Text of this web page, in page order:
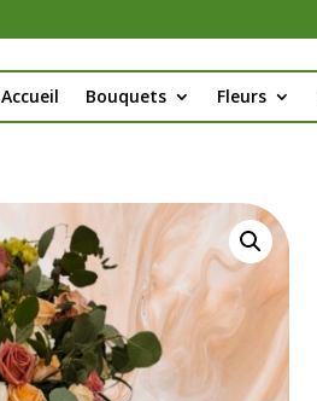
Accueil Bouquets Fleurs